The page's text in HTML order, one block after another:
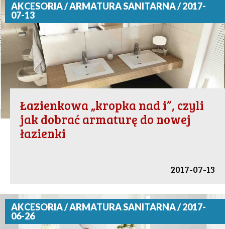
AKCESORIA / ARMATURA SANITARNA / 2017-
07-13
Łazienkowa „kropka nad i”, czyli
jak dobrać armaturę do nowej
łazienki
2017-07-13
AKCESORIA / ARMATURA SANITARNA / 2017-
06-26